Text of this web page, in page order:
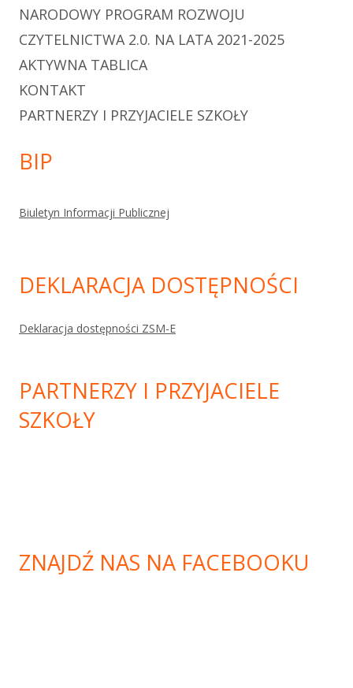
NARODOWY PROGRAM ROZWOJU
CZYTELNICTWA 2.0. NA LATA 2021-2025
AKTYWNA TABLICA
KONTAKT
PARTNERZY I PRZYJACIELE SZKOŁY
BIP
Biuletyn Informacji Publicznej
DEKLARACJA DOSTĘPNOŚCI
Deklaracja dostępności ZSM-E
PARTNERZY I PRZYJACIELE
SZKOŁY
ZNAJDŹ NAS NA FACEBOOKU